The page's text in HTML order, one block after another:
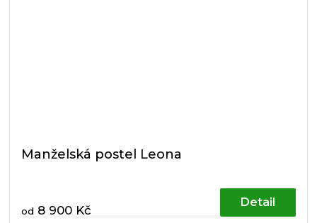
Manželská postel Leona
od 8 900 Kč
Detail